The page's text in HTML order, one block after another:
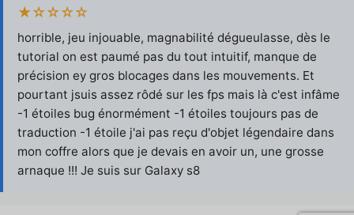
★☆☆☆☆
horrible, jeu injouable, magnabilité dégueulasse, dès le
tutorial on est paumé pas du tout intuitif, manque de
précision ey gros blocages dans les mouvements. Et
pourtant jsuis assez rôdé sur les fps mais là c'est infâme
-1 étoiles bug énormément -1 étoiles toujours pas de
traduction -1 étoile j'ai pas reçu d'objet légendaire dans
mon coffre alors que je devais en avoir un, une grosse
arnaque !!! Je suis sur Galaxy s8